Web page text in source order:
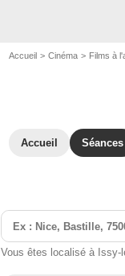
Accueil Cinéma Films à
Accueil Séances
Vous êtes localisé à Issy-